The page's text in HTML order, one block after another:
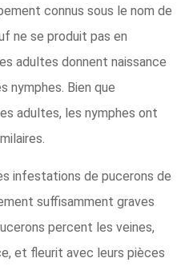
connus sous le nom de
ne se produit pas en
adultes donnent naissance
nymphes. Bien que
adultes, les nymphes ont
infestations de pucerons de
suffisamment graves
percent les veines,
et fleurit avec leurs pièces